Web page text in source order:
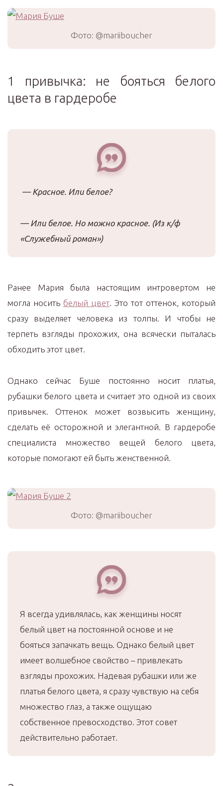
Фото: @mariiboucher
1 привычка: не бояться белого
цвета в гардеробе
— Красное. Или белое?
— Или белое. Но можно красное. (Из к/ф
«Служебный роман»)
Ранее Мария была настоящим интровертом не
могла носить белый цвет. Это тот оттенок, который
сразу выделяет человека из толпы. И чтобы не
терпеть взгляды прохожих, она всячески пыталась
обходить этот цвет.
Однако сейчас Буше постоянно носит платья,
рубашки белого цвета и считает это одной из своих
привычек. Оттенок может возвысить женщину,
сделать её осторожной и элегантной. В гардеробе
специалиста множество вещей белого цвета,
которые помогают ей быть женственной.
Фото: @mariiboucher
Я всегда удивлялась, как женщины носят
белый цвет на постоянной основе и не
бояться запачкать вещь. Однако белый цвет
имеет волшебное свойство – привлекать
взгляды прохожих. Надевая рубашки или же
платья белого цвета, я сразу чувствую на себя
множество глаз, а также ощущаю
собственное превосходство. Этот совет
действительно работает.